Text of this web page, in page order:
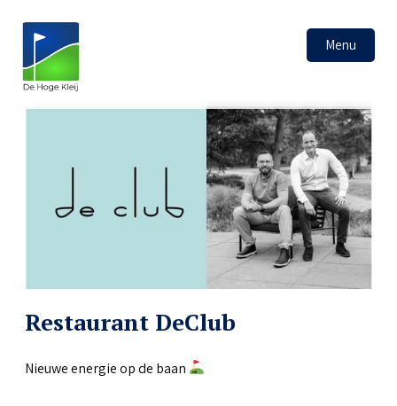
Menu
Restaurant DeClub
Nieuwe energie op de baan